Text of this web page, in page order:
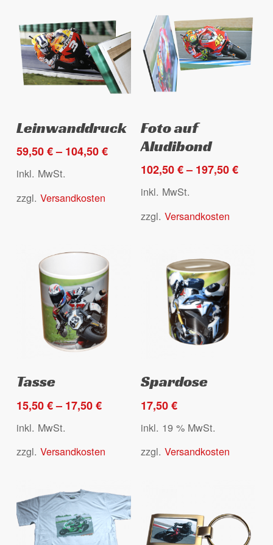
Produkt
weist
Varianten
auf.
Produktseite
gewählt
werden
Leinwanddruck
59,50€– 104,50€
inkl. MwSt.
zzgl. Versandkosten
Produkt
weist
mehrere
auf.
Die
Produktseite
gewählt
werden
Foto auf
Aludibond
102,50€– 197,50€
inkl. MwSt.
zzgl.Versandkosten
Produkt
weist
Varianten
auf.
können
auf
Tasse
15,50€– 17,50€
inkl. MwSt.
zzgl. Versandkosten
Spardose
17,50€
inkl. 19 % MwSt.
zzgl.Versandkosten